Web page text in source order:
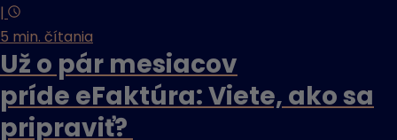
|
5 min. čítania
Už o pár mesiacov
príde eFaktúra: Viete, ako sa
pripraviť?